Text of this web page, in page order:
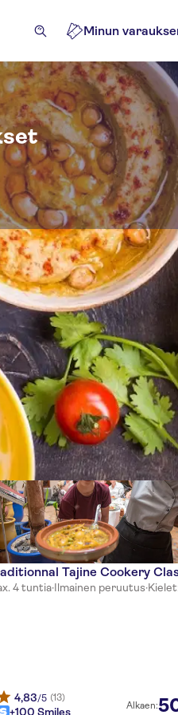
Minun
Marrakech
ja tapahtumat
Tajine Cookery
4 tuntia·Ilmainen peruutus·
4,83/5 (13)
+100 Smiles Alkaen: